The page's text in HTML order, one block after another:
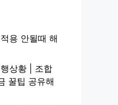
용 안될때 해
상황 | 조합
꿀팁 공유해